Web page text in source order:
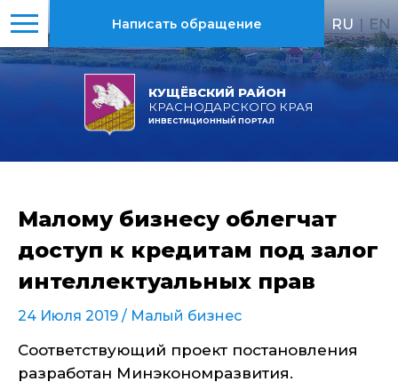
КУЩЁВСКИЙ РАЙОН
КРАСНОДАРСКОГО КРАЯ
ИНВЕСТИЦИОННЫЙ ПОРТАЛ
Написать обращение RU | EN
Малому бизнесу облегчат
доступ к кредитам под залог
интеллектуальных прав
24 Июля 2019 / Малый бизнес
Соответствующий проект постановления
разработан Минэкономразвития.